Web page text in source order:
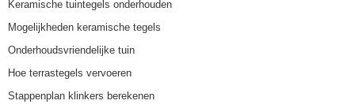
Keramische tuintegels onderhouden
Mogelijkheden keramische tegels
Onderhoudsvriendelijke tuin
Hoe terrastegels vervoeren
Stappenplan klinkers berekenen